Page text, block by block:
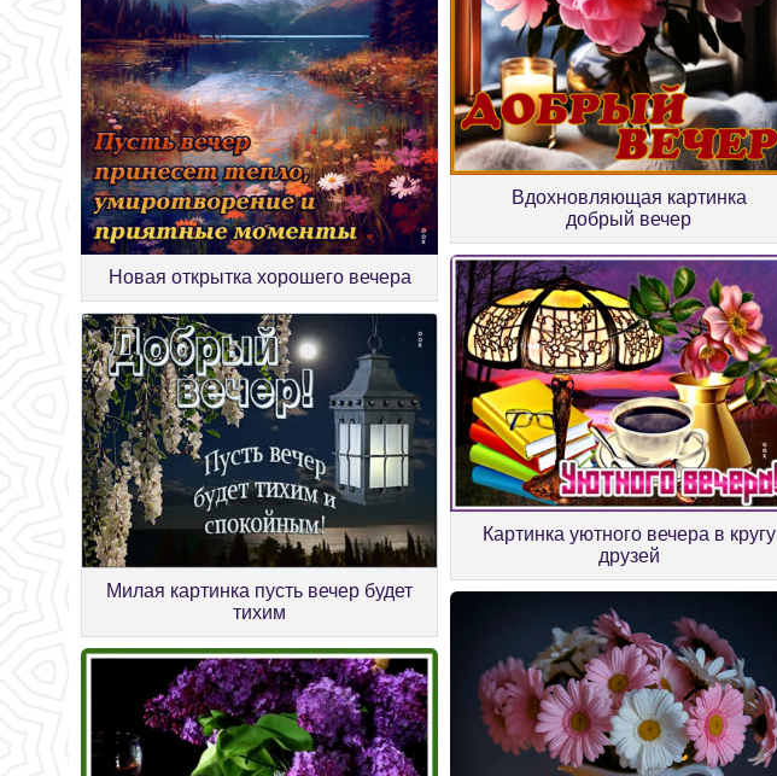
Новая открытка хорошего вечера
Вдохновляющая картинка
добрый вечер
Милая картинка пусть вечер будет
тихим
Картинка уютного вечера в кругу
друзей